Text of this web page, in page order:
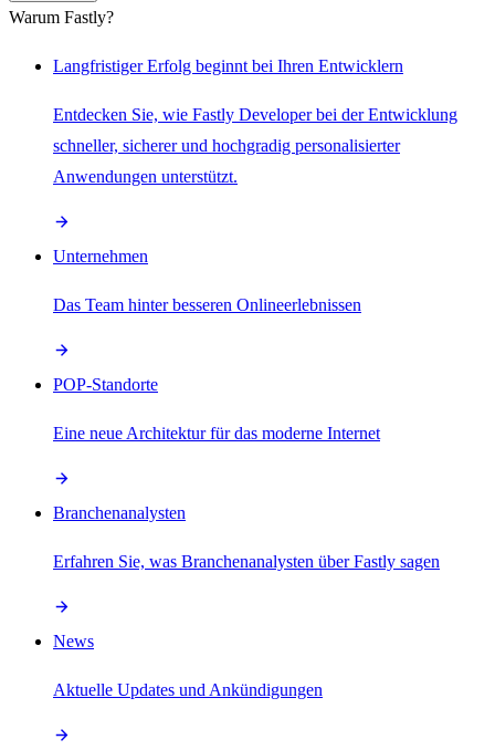
Warum Fastly?
Langfristiger Erfolg beginnt bei Ihren Entwicklern
Entdecken Sie, wie Fastly Developer bei der Entwicklung
schneller, sicherer und hochgradig personalisierter
Anwendungen unterstützt.
Unternehmen
Das Team hinter besseren Onlineerlebnissen
POP-Standorte
Eine neue Architektur für das moderne Internet
Branchenanalysten
Erfahren Sie, was Branchenanalysten über Fastly sagen
News
Aktuelle Updates und Ankündigungen